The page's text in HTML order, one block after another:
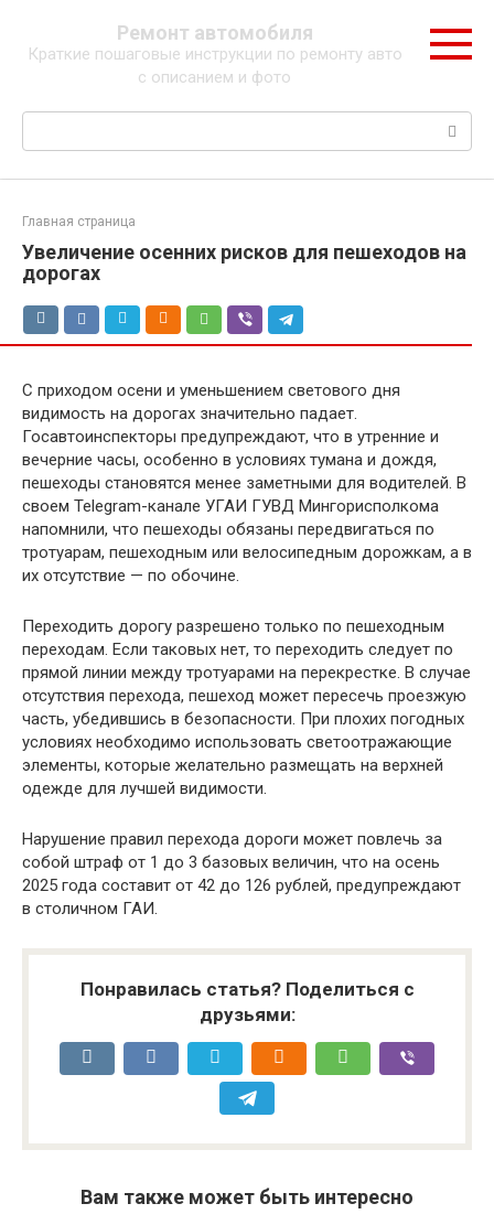
контенту
Ремонт автомобиля
Краткие пошаговые инструкции по ремонту авто
с описанием и фото
Поиск:
Главная страница
Увеличение осенних рисков для пешеходов на
дорогах
С приходом осени и уменьшением светового дня
видимость на дорогах значительно падает.
Госавтоинспекторы предупреждают, что в утренние и
вечерние часы, особенно в условиях тумана и дождя,
пешеходы становятся менее заметными для водителей. В
своем Telegram-канале УГАИ ГУВД Мингорисполкома
напомнили, что пешеходы обязаны передвигаться по
тротуарам, пешеходным или велосипедным дорожкам, а в
их отсутствие — по обочине.
Переходить дорогу разрешено только по пешеходным
переходам. Если таковых нет, то переходить следует по
прямой линии между тротуарами на перекрестке. В случае
отсутствия перехода, пешеход может пересечь проезжую
часть, убедившись в безопасности. При плохих погодных
условиях необходимо использовать светоотражающие
элементы, которые желательно размещать на верхней
одежде для лучшей видимости.
Нарушение правил перехода дороги может повлечь за
собой штраф от 1 до 3 базовых величин, что на осень
2025 года составит от 42 до 126 рублей, предупреждают
в столичном ГАИ.
Понравилась статья? Поделиться с
друзьями:
Вам также может быть интересно